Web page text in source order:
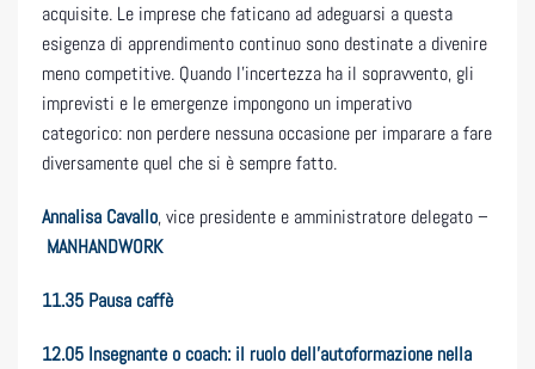
acquisite. Le imprese che faticano ad adeguarsi a questa
esigenza di apprendimento continuo sono destinate a divenire
meno competitive. Quando l’incertezza ha il sopravvento, gli
imprevisti e le emergenze impongono un imperativo
categorico: non perdere nessuna occasione per imparare a fare
diversamente quel che si è sempre fatto.
Annalisa Cavallo, vice presidente e amministratore delegato –
MANHANDWORK
11.35 Pausa caffè
12.05 Insegnante o coach: il ruolo dell’autoformazione nella